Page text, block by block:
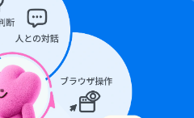
フローボットのオペレーション
、ご注意ください。
料プランは、2週間の無料トラ
す。無料トライアル中には制限
ペレーション）を使用すること
料金プラン
のページをご参照くだ